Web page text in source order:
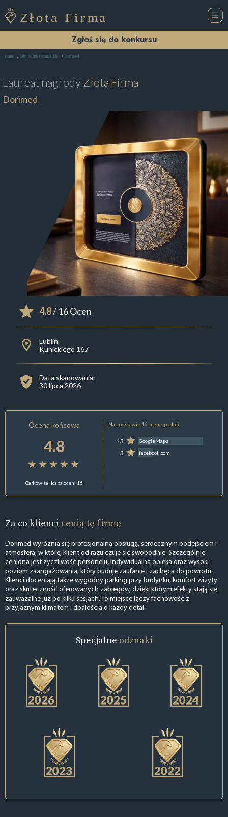
Zgłoś się do konkursu
Home Salon Kosmetyczny Lublin Dorimed
Laureat nagrodyZłota Firma
Dorimed
4.8/ 16 Ocen
Lublin
Kunickiego 167
Data skanowania:
30 lipca 2026
Ocena końcowa
4.8
Całkowita liczba ocen: 16
Na podstawie 16 ocen z portali:
13 GoogleMaps
3 facebook.com
Za co klienci cenią tę firmę
Dorimed wyróżnia się profesjonalną obsługą, serdecznym podejściem i
atmosferą, w której klient od razu czuje się swobodnie. Szczególnie
ceniona jest życzliwość personelu, indywidualna opieka oraz wysoki
poziom zaangażowania, który buduje zaufanie i zachęca do powrotu.
Klienci doceniają także wygodny parking przy budynku, komfort wizyty
oraz skuteczność oferowanych zabiegów, dzięki którym efekty stają się
zauważalne już po kilku sesjach. To miejsce łączy fachowość z
przyjaznym klimatem i dbałością o każdy detal.
Specjalne odznaki